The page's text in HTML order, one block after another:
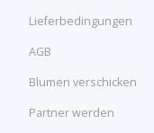
Lieferbedingungen
AGB
Blumen verschicken
Partner werden